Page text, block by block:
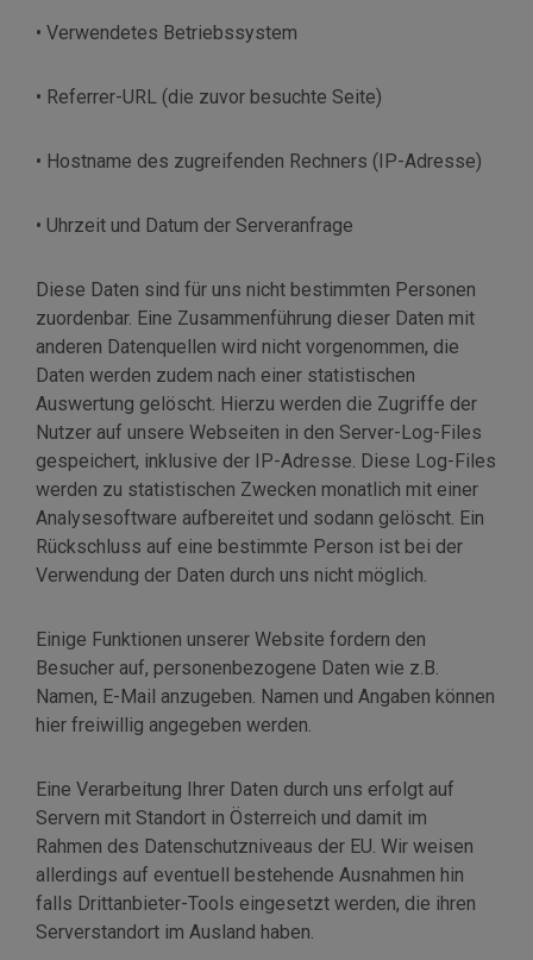
• Verwendetes Betriebssystem
• Referrer-URL (die zuvor besuchte Seite)
• Hostname des zugreifenden Rechners (IP-Adresse)
• Uhrzeit und Datum der Serveranfrage
Diese Daten sind für uns nicht bestimmten Personen
zuordenbar. Eine Zusammenführung dieser Daten mit
anderen Datenquellen wird nicht vorgenommen, die
Daten werden zudem nach einer statistischen
Auswertung gelöscht. Hierzu werden die Zugriffe der
Nutzer auf unsere Webseiten in den Server-Log-Files
gespeichert, inklusive der IP-Adresse. Diese Log-Files
werden zu statistischen Zwecken monatlich mit einer
Analysesoftware aufbereitet und sodann gelöscht. Ein
Rückschluss auf eine bestimmte Person ist bei der
Verwendung der Daten durch uns nicht möglich.
Einige Funktionen unserer Website fordern den
Besucher auf, personenbezogene Daten wie z.B.
Namen, E-Mail anzugeben. Namen und Angaben können
hier freiwillig angegeben werden.
Eine Verarbeitung Ihrer Daten durch uns erfolgt auf
Servern mit Standort in Österreich und damit im
Rahmen des Datenschutzniveaus der EU. Wir weisen
allerdings auf eventuell bestehende Ausnahmen hin
falls Drittanbieter-Tools eingesetzt werden, die ihren
Serverstandort im Ausland haben.